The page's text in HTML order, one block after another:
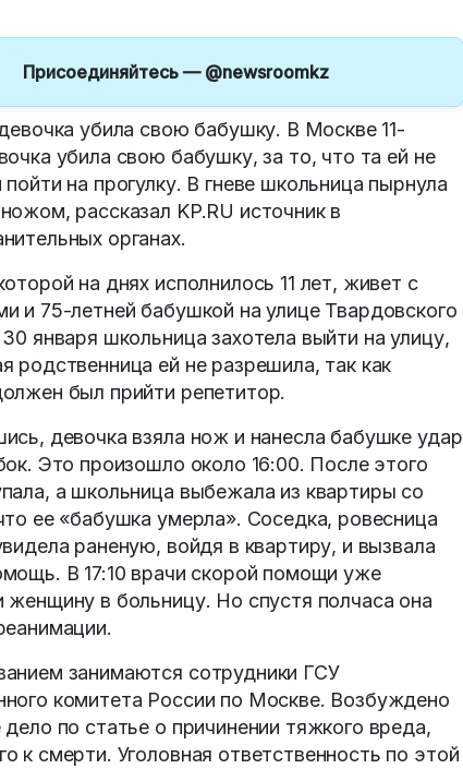
Присоединяйтесь — @newsroomkz
убила свою бабушку. В Москве 11-
убила свою бабушку, за то, что та ей не
пойти на прогулку. В гневе школьница пырнула
рассказал KP.RU источник в
органах.
на днях исполнилось 11 лет, живет с
и 75-летней бабушкой на улице Твардовского
января школьница захотела выйти на улицу,
родственница ей не разрешила, так как
был прийти репетитор.
девочка взяла нож и нанесла бабушке удар
Это произошло около 16:00. После этого
а школьница выбежала из квартиры со
ее «бабушка умерла». Соседка, ровесница
раненую, войдя в квартиру, и вызвала
В 17:10 врачи скорой помощи уже
женщину в больницу. Но спустя полчаса она
занимаются сотрудники ГСУ
комитета России по Москве. Возбуждено
дело по статье о причинении тяжкого вреда,
к смерти. Уголовная ответственность по этой